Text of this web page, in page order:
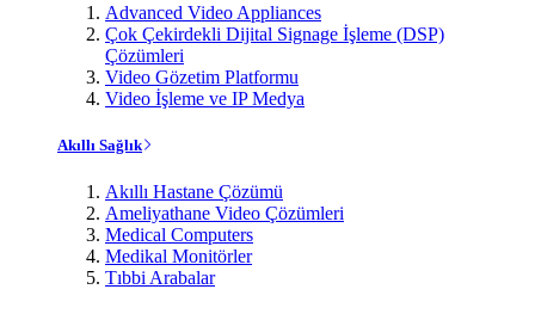
Advanced Video Appliances
Çok Çekirdekli Dijital Signage İşleme (DSP)
Çözümleri
Video Gözetim Platformu
Video İşleme ve IP Medya
Akıllı Sağlık
Akıllı Hastane Çözümü
Ameliyathane Video Çözümleri
Medical Computers
Medikal Monitörler
Tıbbi Arabalar